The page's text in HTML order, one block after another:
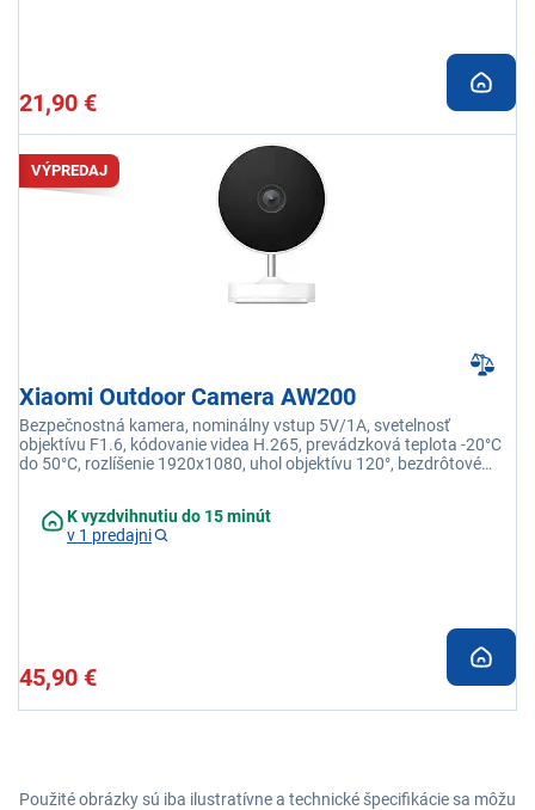
21,90 €
VÝPREDAJ
Xiaomi Outdoor Camera AW200
Bezpečnostná kamera, nominálny vstup 5V/1A, svetelnosť
objektívu F1.6, kódovanie videa H.265, prevádzková teplota -20°C
do 50°C, rozlíšenie 1920x1080, uhol objektívu 120°, bezdrôtové
K vyzdvihnutiu do 15 minút
v 1 predajni
45,90 €
Použité obrázky sú iba ilustratívne a technické špecifikácie sa môžu